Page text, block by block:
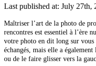
Last published at: July 27th,
Maîtriser l’art de la photo de
rencontres est essentiel à l’ère
votre photo en dit long sur vous
échangés, mais elle a
ou de le faire glisser vers la